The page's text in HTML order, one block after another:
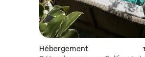
Hébergement